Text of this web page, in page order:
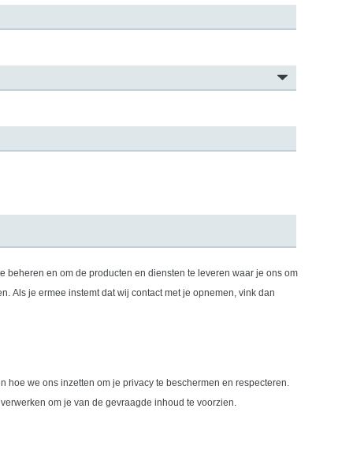
en om de producten en diensten te leveren waar je ons om
hoe we ons inzetten om je privacy te beschermen en respecteren.
om je van de gevraagde inhoud te voorzien.